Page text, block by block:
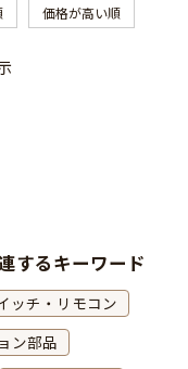
価格が高い順
するキーワード
ッチ・リモコン
ン部品